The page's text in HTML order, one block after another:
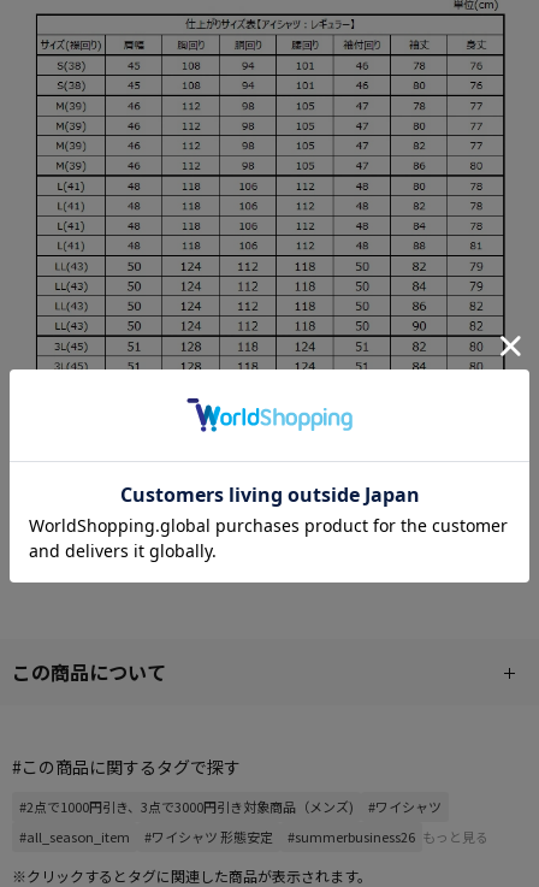
この商品について
#この商品に関するタグで探す
#2点で1000円引き、3点で3000円引き対象商品（メンズ)
#ワイシャツ
#all_season_item
#ワイシャツ 形態安定 #summerbusiness26 もっと見る
※クリックするとタグに関連した商品が表示されます。